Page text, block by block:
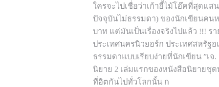
ใครจะไปเชื่อว่าเก้าอี้ไม้โอ๊คที่สุดแส
ปัจจุบันไม่ธรรมดา) ของนักเขียนคน
บาท แต่มันเป็นเรื่องจริงไปแล้ว !!! ร
ประเทศนครนิวยอร์ก ประเทศสหรัฐ
ธรรมดาแบบเรียบง่ายที่นักเขียน ”เจ.
นิยาย 2 เล่มแรกของหนังสือนิยายชุ
ที่ฮิตกันไปทั่วโลกนั้น ก